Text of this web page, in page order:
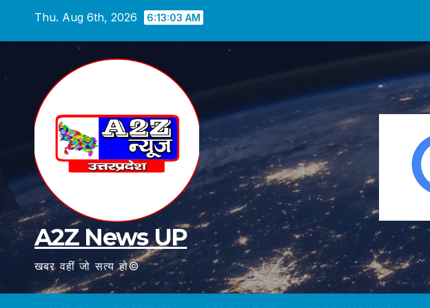
Thu. Aug 6th, 2026 6:13:04 AM
A2Z News UP
खबर वहीं जो सत्य हो©